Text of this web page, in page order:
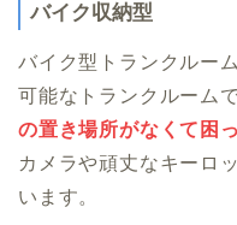
バイク収納型
バイク型トランクルー
可能なトランクルーム
の置き場所がなくて困
カメラや頑丈なキーロ
います。